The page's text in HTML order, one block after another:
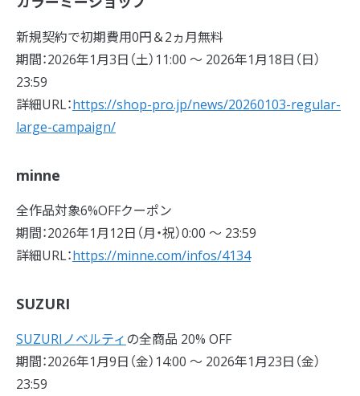
新規契約で初期費用0円＆2ヵ月無料
期間：2026年1月3日（土）11:00 〜 2026年1月18日（日）
23:59
詳細URL：https://shop-pro.jp/news/20260103-regular-
large-campaign/
minne
全作品対象6%OFFクーポン
期間：2026年1月12日（月・祝）0:00 〜 23:59
詳細URL：https://minne.com/infos/4134
SUZURI
SUZURIノベルティ の全商品 20% OFF
期間：2026年1月9日（金）14:00 〜 2026年1月23日（金）
23:59